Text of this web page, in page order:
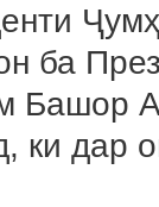
ба
Башор
ки дар